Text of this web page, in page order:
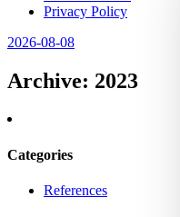
Privacy Policy
2026-08-08
Archive: 2023
Categories
References